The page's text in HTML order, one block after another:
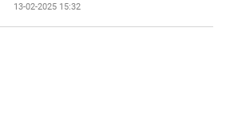
13-02-2025 15:32